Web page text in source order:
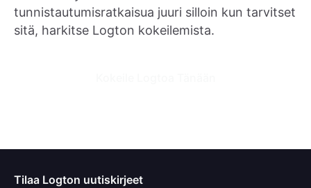
tunnistautumisratkaisua juuri silloin kun tarvitset
sitä, harkitse Logton kokeilemista.
Tilaa Logton uutiskirjeet